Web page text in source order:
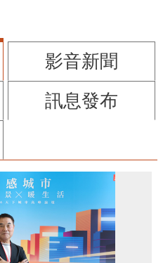
影音新聞
訊息發布